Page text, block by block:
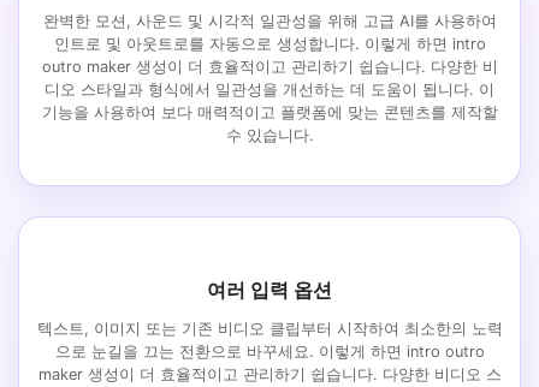
완벽한 모션, 사운드 및 시각적 일관성을 위해 고급 AI를 사용하여
인트로 및 아웃트로를 자동으로 생성합니다. 이렇게 하면 intro
outro maker 생성이 더 효율적이고 관리하기 쉽습니다. 다양한 비
디오 스타일과 형식에서 일관성을 개선하는 데 도움이 됩니다. 이
기능을 사용하여 보다 매력적이고 플랫폼에 맞는 콘텐츠를 제작할
수 있습니다.
여러 입력 옵션
텍스트, 이미지 또는 기존 비디오 클립부터 시작하여 최소한의 노력
으로 눈길을 끄는 전환으로 바꾸세요. 이렇게 하면 intro outro
maker 생성이 더 효율적이고 관리하기 쉽습니다. 다양한 비디오 스